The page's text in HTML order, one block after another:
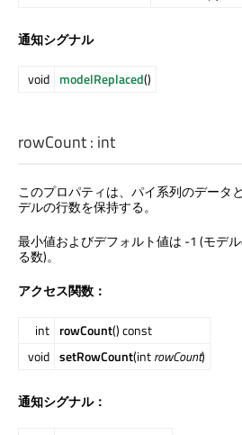
通知シグナル
void modelReplaced()
rowCount: int
このプロパティは、パイ系列のデータ
デルの行数を保持する。
最小値およびデフォルト値は -1 (モデ
る数)。
アクセス関数：
int rowCount() const
void setRowCount(introwCount)
通知シグナル：